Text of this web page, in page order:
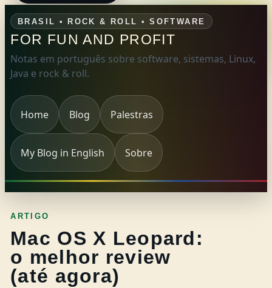
BRASIL • ROCK & ROLL • SOFTWARE
FOR FUN AND PROFIT
Notas em português sobre software, sistemas, Linux,
Java e rock & roll.
Home Blog Palestras
My Blog in English Sobre
ARTIGO
Mac OS X Leopard:
o melhor review
(até agora)